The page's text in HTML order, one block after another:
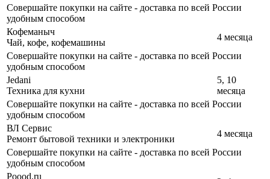
Совершайте покупки на сайте - доставка по всей России
удобным способом
Кофеманыч
Чай, кофе, кофемашины
4 месяца
Совершайте покупки на сайте - доставка по всей России
удобным способом
Jedani
Техника для кухни
5, 10
месяца
Совершайте покупки на сайте - доставка по всей России
удобным способом
ВЛ Сервис
Ремонт бытовой техники и электроники
4 месяца
Совершайте покупки на сайте - доставка по всей России
удобным способом
Poood.ru